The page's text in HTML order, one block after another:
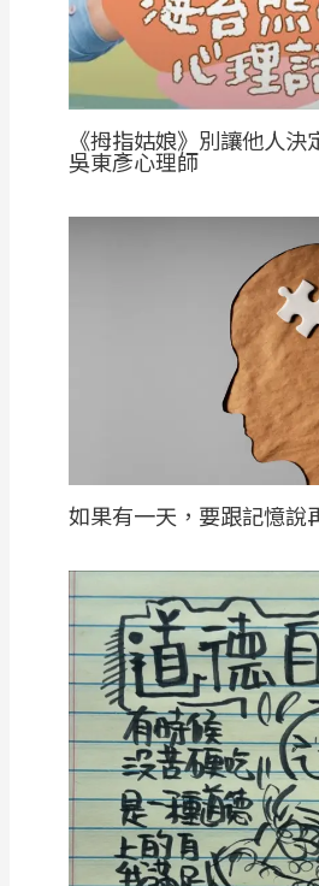
《拇指姑娘》別讓他人
吳東彥心理師
如果有一天，要跟記憶說